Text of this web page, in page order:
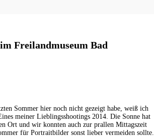
Freilandmuseum Bad
Sommer hier noch nicht gezeigt habe, weiß ich
meiner Lieblingsshootings 2014. Die Sonne hat
Ort und wir konnten auch zur prallen Mittagszeit
für Portraitbilder sonst lieber vermeiden sollte.